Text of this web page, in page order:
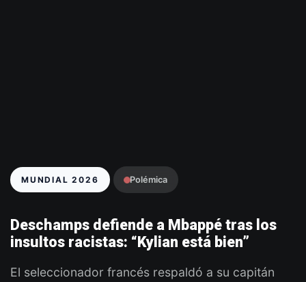
MUNDIAL 2026 Polémica
Deschamps defiende a Mbappé tras los
insultos racistas: “Kylian está bien”
El seleccionador francés respaldó a su capitán